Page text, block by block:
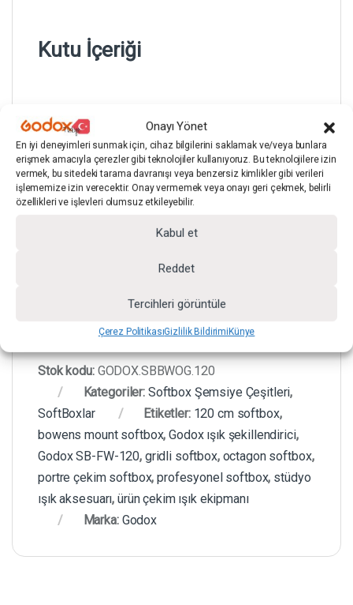
Onayı Yönet
En iyi deneyimleri sunmak için, cihaz bilgilerini saklamak ve/veya bunlara
erişmek amacıyla çerezler gibi teknolojiler kullanıyoruz. Bu teknolojilere izin
vermek, bu sitedeki tarama davranışı veya benzersiz kimlikler gibi verileri
işlememize izin verecektir. Onay vermemek veya onayı geri çekmek, belirli
özellikleri ve işlevleri olumsuz etkileyebilir.
Kabul et
Reddet
Tercihleri görüntüle
Çerez PolitikasıGizlilik BildirimiKünye
Kutu İçeriği
1 adetGodox SB-FW-120 120cm Bowens
Izgaralı Gridli Octagon Softbox (47″ / 120cm)
1 adet Godox Bowens Mount
1 adet Godox Taşıma Çantası
Stok kodu: GODOX.SBBWOG.120
Kategoriler: Softbox Şemsiye Çeşitleri,
SoftBoxlar
Etiketler: 120 cm softbox,
bowens mount softbox,Godox ışık şekillendirici,
Godox SB-FW-120, gridli softbox, octagon softbox,
portre çekim softbox,profesyonel softbox, stüdyo
ışık aksesuarı, ürün çekim ışık ekipmanı
Marka: Godox